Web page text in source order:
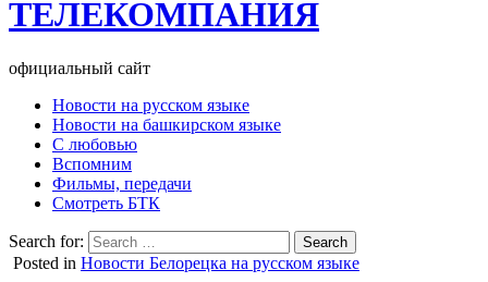
ТЕЛЕКОМПАНИЯ
официальный сайт
Новости на русском языке
Новости на башкирском языке
С любовью
Вспомним
Фильмы, передачи
Смотреть БТК
Search for:
Posted in Новости Белорецка на русском языке